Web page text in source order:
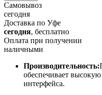
Самовывоз
сегодня
Доставка по Уфе
сегодня, бесплатно
Оплата при получении
наличными
Производительность:
обеспечивает
интерфейса.​